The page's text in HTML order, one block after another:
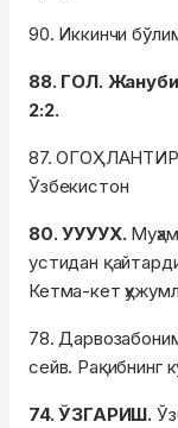
90. Иккинчи
88. ГОЛ.
2:2.
87.
Ўзбекистон
80. УУУУХ.
устидан
Кетма-кет
78.
сейв. Рақибнинг
74. ЎЗГАРИШ.